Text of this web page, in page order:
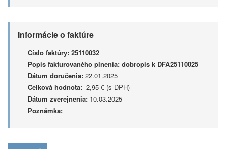
Informácie o faktúre
Číslo faktúry: 25110032
Popis fakturovaného plnenia: dobropis k DFA25110025
Dátum doručenia: 22.01.2025
Celková hodnota: -2,95 € (s DPH)
Dátum zverejnenia: 10.03.2025
Poznámka: